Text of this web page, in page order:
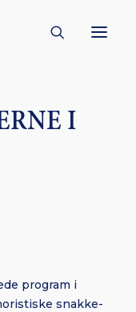
I
program i
snakke-